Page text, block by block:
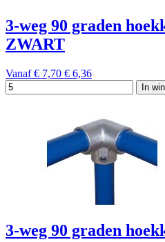
3-weg 90 graden
ZWART
Vanaf € 7,70 € 6,36
In
3-weg 90 graden